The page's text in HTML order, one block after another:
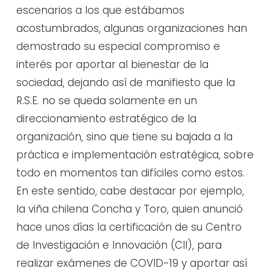
escenarios a los que estábamos
acostumbrados, algunas organizaciones han
demostrado su especial compromiso e
interés por aportar al bienestar de la
sociedad, dejando así de manifiesto que la
R.S.E. no se queda solamente en un
direccionamiento estratégico de la
organización, sino que tiene su bajada a la
práctica e implementación estratégica, sobre
todo en momentos tan difíciles como estos.
En este sentido, cabe destacar por ejemplo,
la viña chilena Concha y Toro, quien anunció
hace unos días la certificación de su Centro
de Investigación e Innovación (CII), para
realizar exámenes de COVID-19 y aportar así